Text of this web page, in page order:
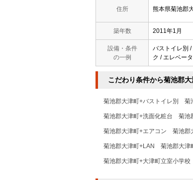
住所 熊本県菊池郡
築年数 2011年1月
設備・条件
の一例
バストイレ別
ク / エレベー
こだわり条件から菊池郡
菊池郡大津町+バストイレ別 菊
菊池郡大津町+洗面化粧台 菊池
菊池郡大津町+エアコン 菊池郡
菊池郡大津町+LAN 菊池郡大津
菊池郡大津町+大津町立室小学校